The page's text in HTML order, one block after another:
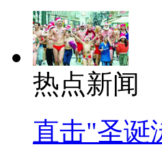
热点新闻
直击"圣诞